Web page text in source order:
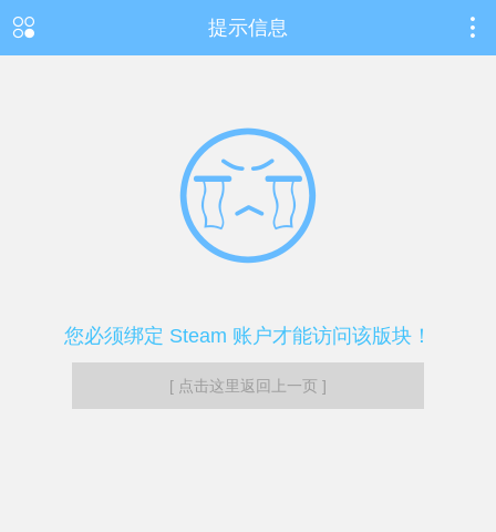
提示信息
您必须绑定 Steam 账户才能访问该版块！
[ 点击这里返回上一页 ]